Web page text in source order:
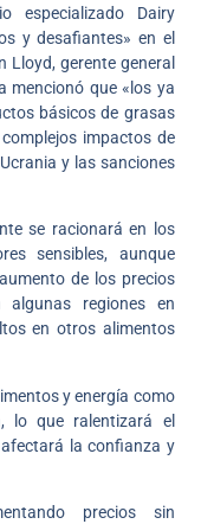
especializado Dairy
y desafiantes» en el
gerente general
mencionó que «los ya
básicos de grasas
impactos de
y las sanciones
se racionará en los
sensibles, aunque
de los precios
algunas regiones en
en otros alimentos
y energía como
lo que ralentizará el
la confianza y
precios sin